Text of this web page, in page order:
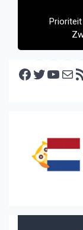
Facebook Twitter YouTube E-mail